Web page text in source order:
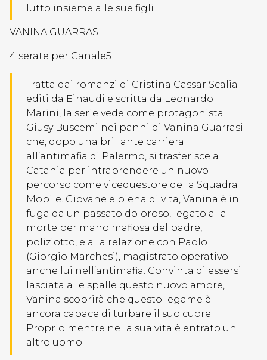
lutto insieme alle sue figli
VANINA GUARRASI
4 serate per Canale5
Tratta dai romanzi di Cristina Cassar Scalia
editi da Einaudi e scritta da Leonardo
Marini, la serie vede come protagonista
Giusy Buscemi nei panni di Vanina Guarrasi
che, dopo una brillante carriera
all’antimafia di Palermo, si trasferisce a
Catania per intraprendere un nuovo
percorso come vicequestore della Squadra
Mobile. Giovane e piena di vita, Vanina è in
fuga da un passato doloroso, legato alla
morte per mano mafiosa del padre,
poliziotto, e alla relazione con Paolo
(Giorgio Marchesi), magistrato operativo
anche lui nell’antimafia. Convinta di essersi
lasciata alle spalle questo nuovo amore,
Vanina scoprirà che questo legame è
ancora capace di turbare il suo cuore.
Proprio mentre nella sua vita è entrato un
altro uomo.